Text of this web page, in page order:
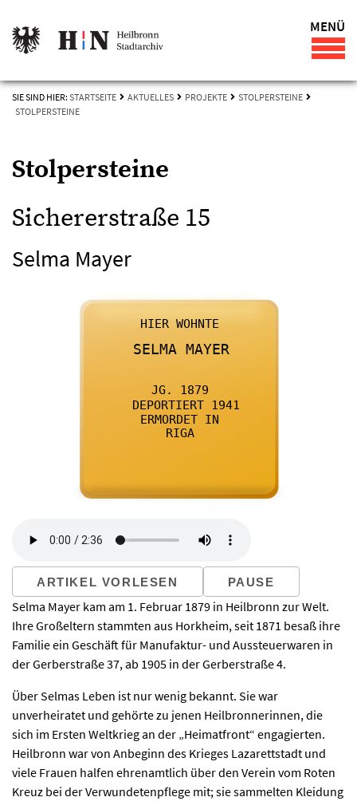
MENÜ
SIE SIND HIER: STARTSEITE AKTUELLES PROJEKTE
STOLPERSTEINE
STOLPERSTEINE
Stolpersteine
Sichererstraße 15
Selma Mayer
HIER WOHNTE
SELMA MAYER
JG. 1879
DEPORTIERT 1941
ERMORDET IN
RIGA
ARTIKEL VORLESEN PAUSE
Selma Mayer kam am 1. Februar 1879 in Heilbronn zur Welt.
Ihre Großeltern stammten aus Horkheim, seit 1871 besaß ihre
Familie ein Geschäft für Manufaktur- und Aussteuerwaren in
der Gerberstraße 37, ab 1905 in der Gerberstraße 4.
Über Selmas Leben ist nur wenig bekannt. Sie war
unverheiratet und gehörte zu jenen Heilbronnerinnen, die
sich im Ersten Weltkrieg an der „Heimatfront“ engagierten.
Heilbronn war von Anbeginn des Krieges Lazarettstadt und
viele Frauen halfen ehrenamtlich über den Verein vom Roten
Kreuz bei der Verwundetenpflege mit; sie sammelten Kleidung